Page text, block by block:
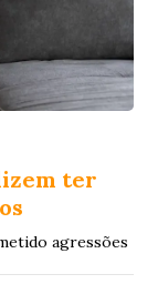
ter
agressões